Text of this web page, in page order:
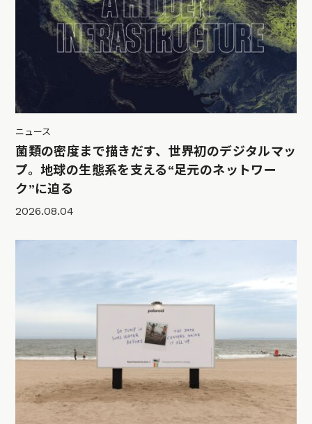
ニュース
菌類の密度まで描きだす、世界初のデジタルマッ
プ。地球の生態系を支える“足元のネットワー
ク”に迫る
2026.08.04